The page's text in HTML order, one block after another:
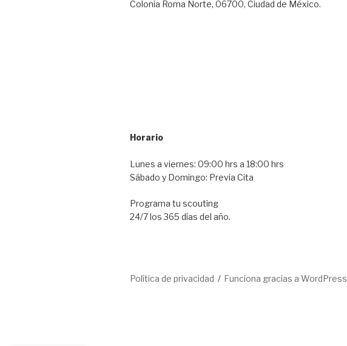
Colonia Roma Norte, 06700, Ciudad de México.
Horario
Lunes a viernes: 09:00 hrs a 18:00 hrs
Sábado y Domingo: Previa Cita
Programa tu scouting
24/7 los 365 días del año.
Política de privacidad Funciona gracias a WordPress